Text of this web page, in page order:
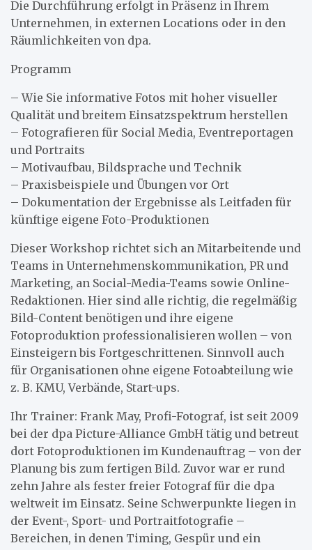
Die Durchführung erfolgt in Präsenz in Ihrem
Unternehmen, in externen Locations oder in den
Räumlichkeiten von dpa.
Programm
– Wie Sie informative Fotos mit hoher visueller
Qualität und breitem Einsatzspektrum herstellen
– Fotografieren für Social Media, Eventreportagen
und Portraits
– Motivaufbau, Bildsprache und Technik
– Praxisbeispiele und Übungen vor Ort
– Dokumentation der Ergebnisse als Leitfaden für
künftige eigene Foto-Produktionen
Dieser Workshop richtet sich an Mitarbeitende und
Teams in Unternehmenskommunikation, PR und
Marketing, an Social-Media-Teams sowie Online-
Redaktionen. Hier sind alle richtig, die regelmäßig
Bild-Content benötigen und ihre eigene
Fotoproduktion professionalisieren wollen – von
Einsteigern bis Fortgeschrittenen. Sinnvoll auch
für Organisationen ohne eigene Fotoabteilung wie
z. B. KMU, Verbände, Start-ups.
Ihr Trainer: Frank May, Profi-Fotograf, ist seit 2009
bei der dpa Picture-Alliance GmbH tätig und betreut
dort Fotoproduktionen im Kundenauftrag – von der
Planung bis zum fertigen Bild. Zuvor war er rund
zehn Jahre als fester freier Fotograf für die dpa
weltweit im Einsatz. Seine Schwerpunkte liegen in
der Event-, Sport- und Portraitfotografie –
Bereichen, in denen Timing, Gespür und ein